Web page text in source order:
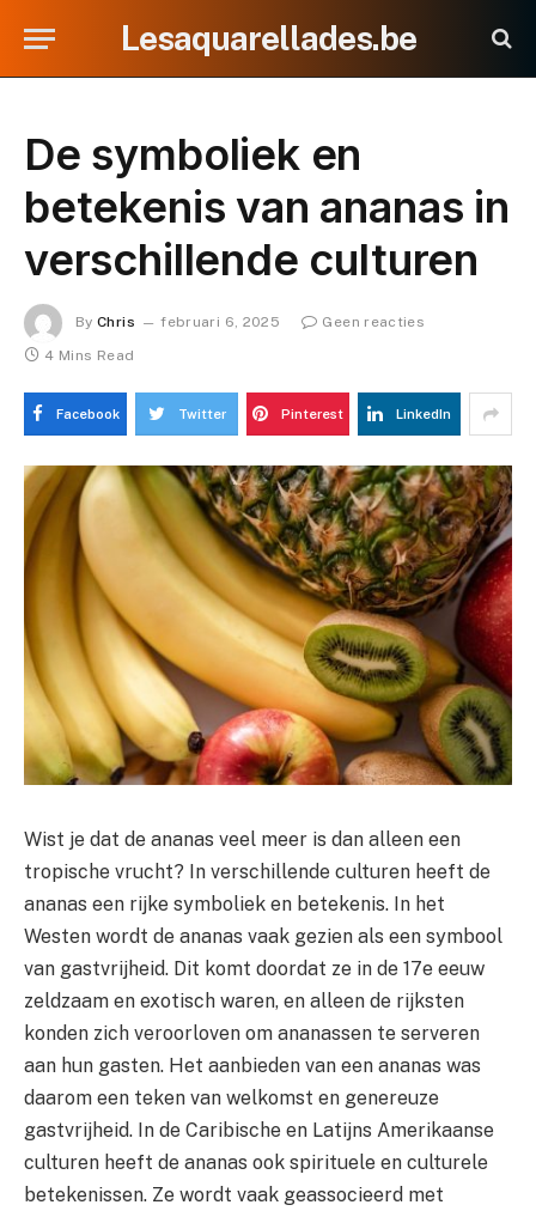
Lesaquarellades.be
De symboliek en
betekenis van ananas in
verschillende culturen
By Chris februari 6, 2025
Geen reacties
4 Mins Read
Facebook Twitter Pinterest LinkedIn
Wist je dat de ananas veel meer is dan alleen een
tropische vrucht? In verschillende culturen heeft de
ananas een rijke symboliek en betekenis. In het
Westen wordt de ananas vaak gezien als een symbool
van gastvrijheid. Dit komt doordat ze in de 17e eeuw
zeldzaam en exotisch waren, en alleen de rijksten
konden zich veroorloven om ananassen te serveren
aan hun gasten. Het aanbieden van een ananas was
daarom een teken van welkomst en genereuze
gastvrijheid. In de Caribische en Latijns Amerikaanse
culturen heeft de ananas ook spirituele en culturele
betekenissen. Ze wordt vaak geassocieerd met